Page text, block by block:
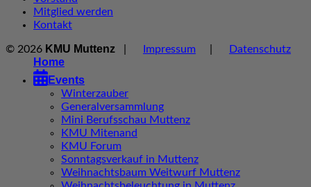
Mitglied werden
Kontakt
© 2026 KMU Muttenz Impressum Datenschutz
Home
Events
Winterzauber
Generalversammlung
Mini Berufsschau Muttenz
KMU Mitenand
KMU Forum
Sonntagsverkauf in Muttenz
Weihnachtsbaum Weitwurf Muttenz